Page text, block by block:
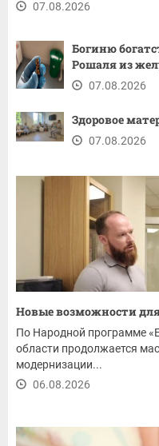
07.08.2026
Богиню
Рошаля из
07.08.2026
Здоровое
07.08.2026
Новые возможности для
По Народной программе
области продолжается
модернизации...
06.08.2026